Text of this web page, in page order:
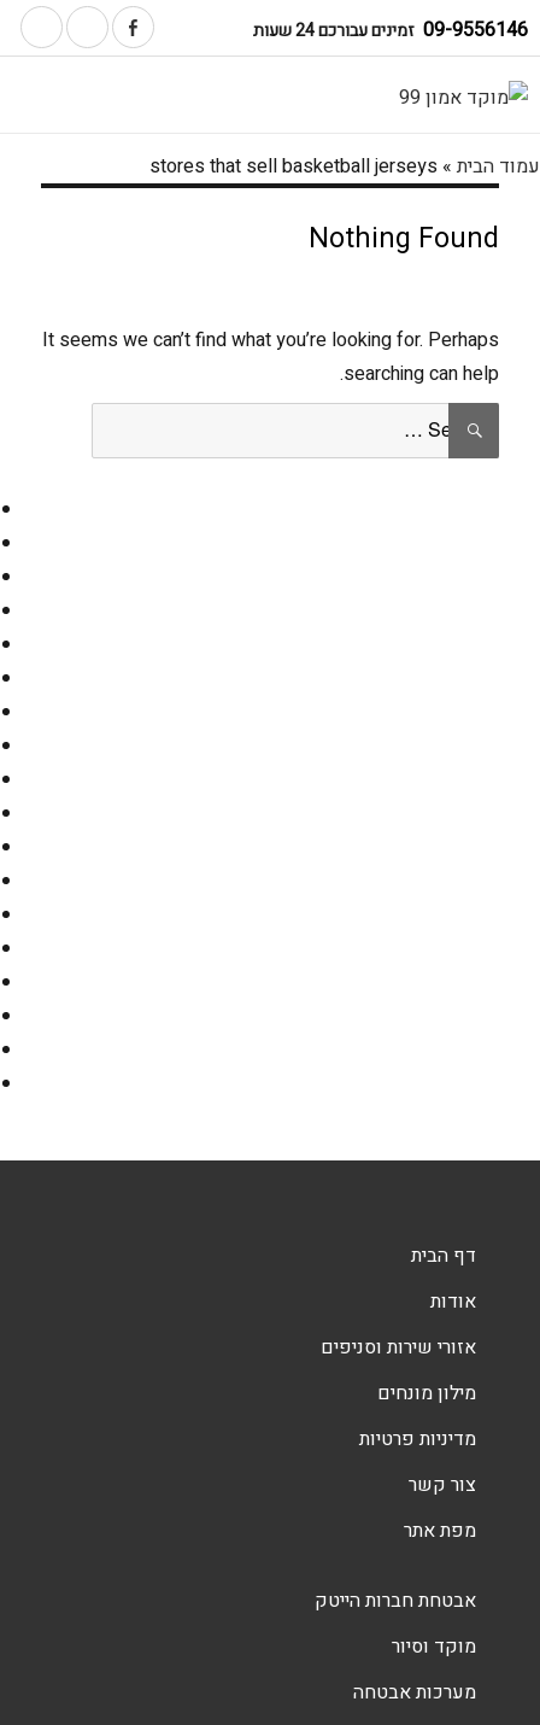
09-9556146 זמינים עבורכם 24 שעות
עמוד הבית»
stores that sell basketball jerseys
Nothing Found
It seems we can’t find what you’re looking for. Perhaps
searching can help.
Search
for:
SEARCH
דף הבית
אודות
אזורי שירות וסניפים
מילון מונחים
מדיניות פרטיות
צור קשר
מפת אתר
אבטחת חברות הייטק
מוקד וסיור
מערכות אבטחה